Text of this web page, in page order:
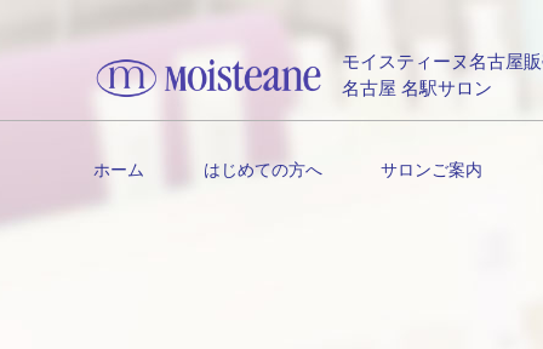
モイスティーヌ名古屋
名古屋 名駅サロン
ホーム はじめての方へ サロンご案内